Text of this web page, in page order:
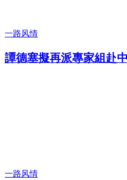
一路风情
譚德塞擬再派專家組赴
一路风情